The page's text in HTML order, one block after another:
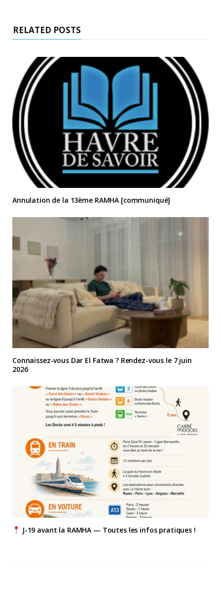
RELATED POSTS
Annulation de la 13ème RAMHA [communiqué]
Connaissez-vous Dar El Fatwa ? Rendez-vous le 7 juin
2026
J-19 avant la RAMHA — Toutes les infos pratiques !